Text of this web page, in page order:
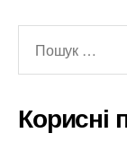
Корисні